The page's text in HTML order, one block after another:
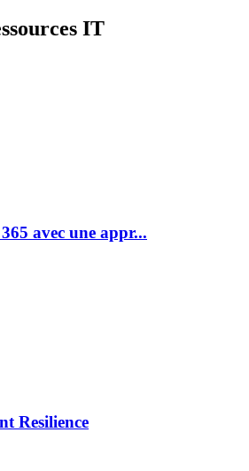
IT
avec une appr...
Resilience